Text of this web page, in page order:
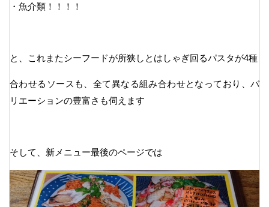
・魚介類！！！！
と、これまたシーフードが所狭しとはしゃぎ回るパスタが4種
合わせるソースも、全て異なる組み合わせとなっており、バ
リエーションの豊富さも伺えます
そして、新メニュー最後のページでは